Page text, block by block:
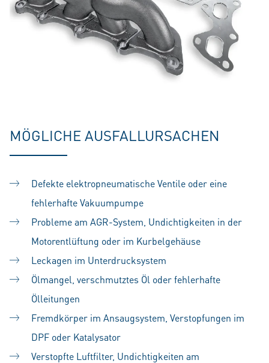
MÖGLICHE AUSFALLURSACHEN
Defekte elektropneumatische Ventile oder eine
fehlerhafte Vakuumpumpe
Probleme am AGR-System, Undichtigkeiten in der
Motorentlüftung oder im Kurbelgehäuse
Leckagen im Unterdrucksystem
Ölmangel, verschmutztes Öl oder fehlerhafte
Ölleitungen
Fremdkörper im Ansaugsystem, Verstopfungen im
DPF oder Katalysator
Verstopfte Luftfilter, Undichtigkeiten am